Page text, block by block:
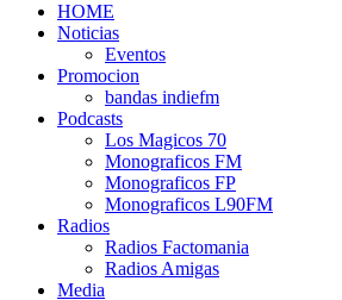
HOME
Noticias
Eventos
Promocion
bandas indiefm
Podcasts
Los Magicos 70
Monograficos FM
Monograficos FP
Monograficos L90FM
Radios
Radios Factomania
Radios Amigas
Media